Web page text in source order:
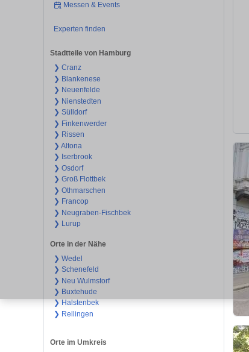
Messen & Events
Experten finden
Stadtteile von Hamburg
❯ Cranz
❯ Blankenese
❯ Neuenfelde
❯ Nienstedten
❯ Sülldorf
❯ Finkenwerder
❯ Rissen
❯ Altona
❯ Iserbrook
❯ Osdorf
❯ Groß Flottbek
❯ Othmarschen
❯ Francop
❯ Neugraben-Fischbek
❯ Lurup
Orte in der Nähe
❯ Wedel
❯ Schenefeld
❯ Neu Wulmstorf
❯ Buxtehude
❯ Halstenbek
❯ Rellingen
Orte im Umkreis